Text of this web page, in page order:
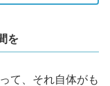
を
て、それ自体がも